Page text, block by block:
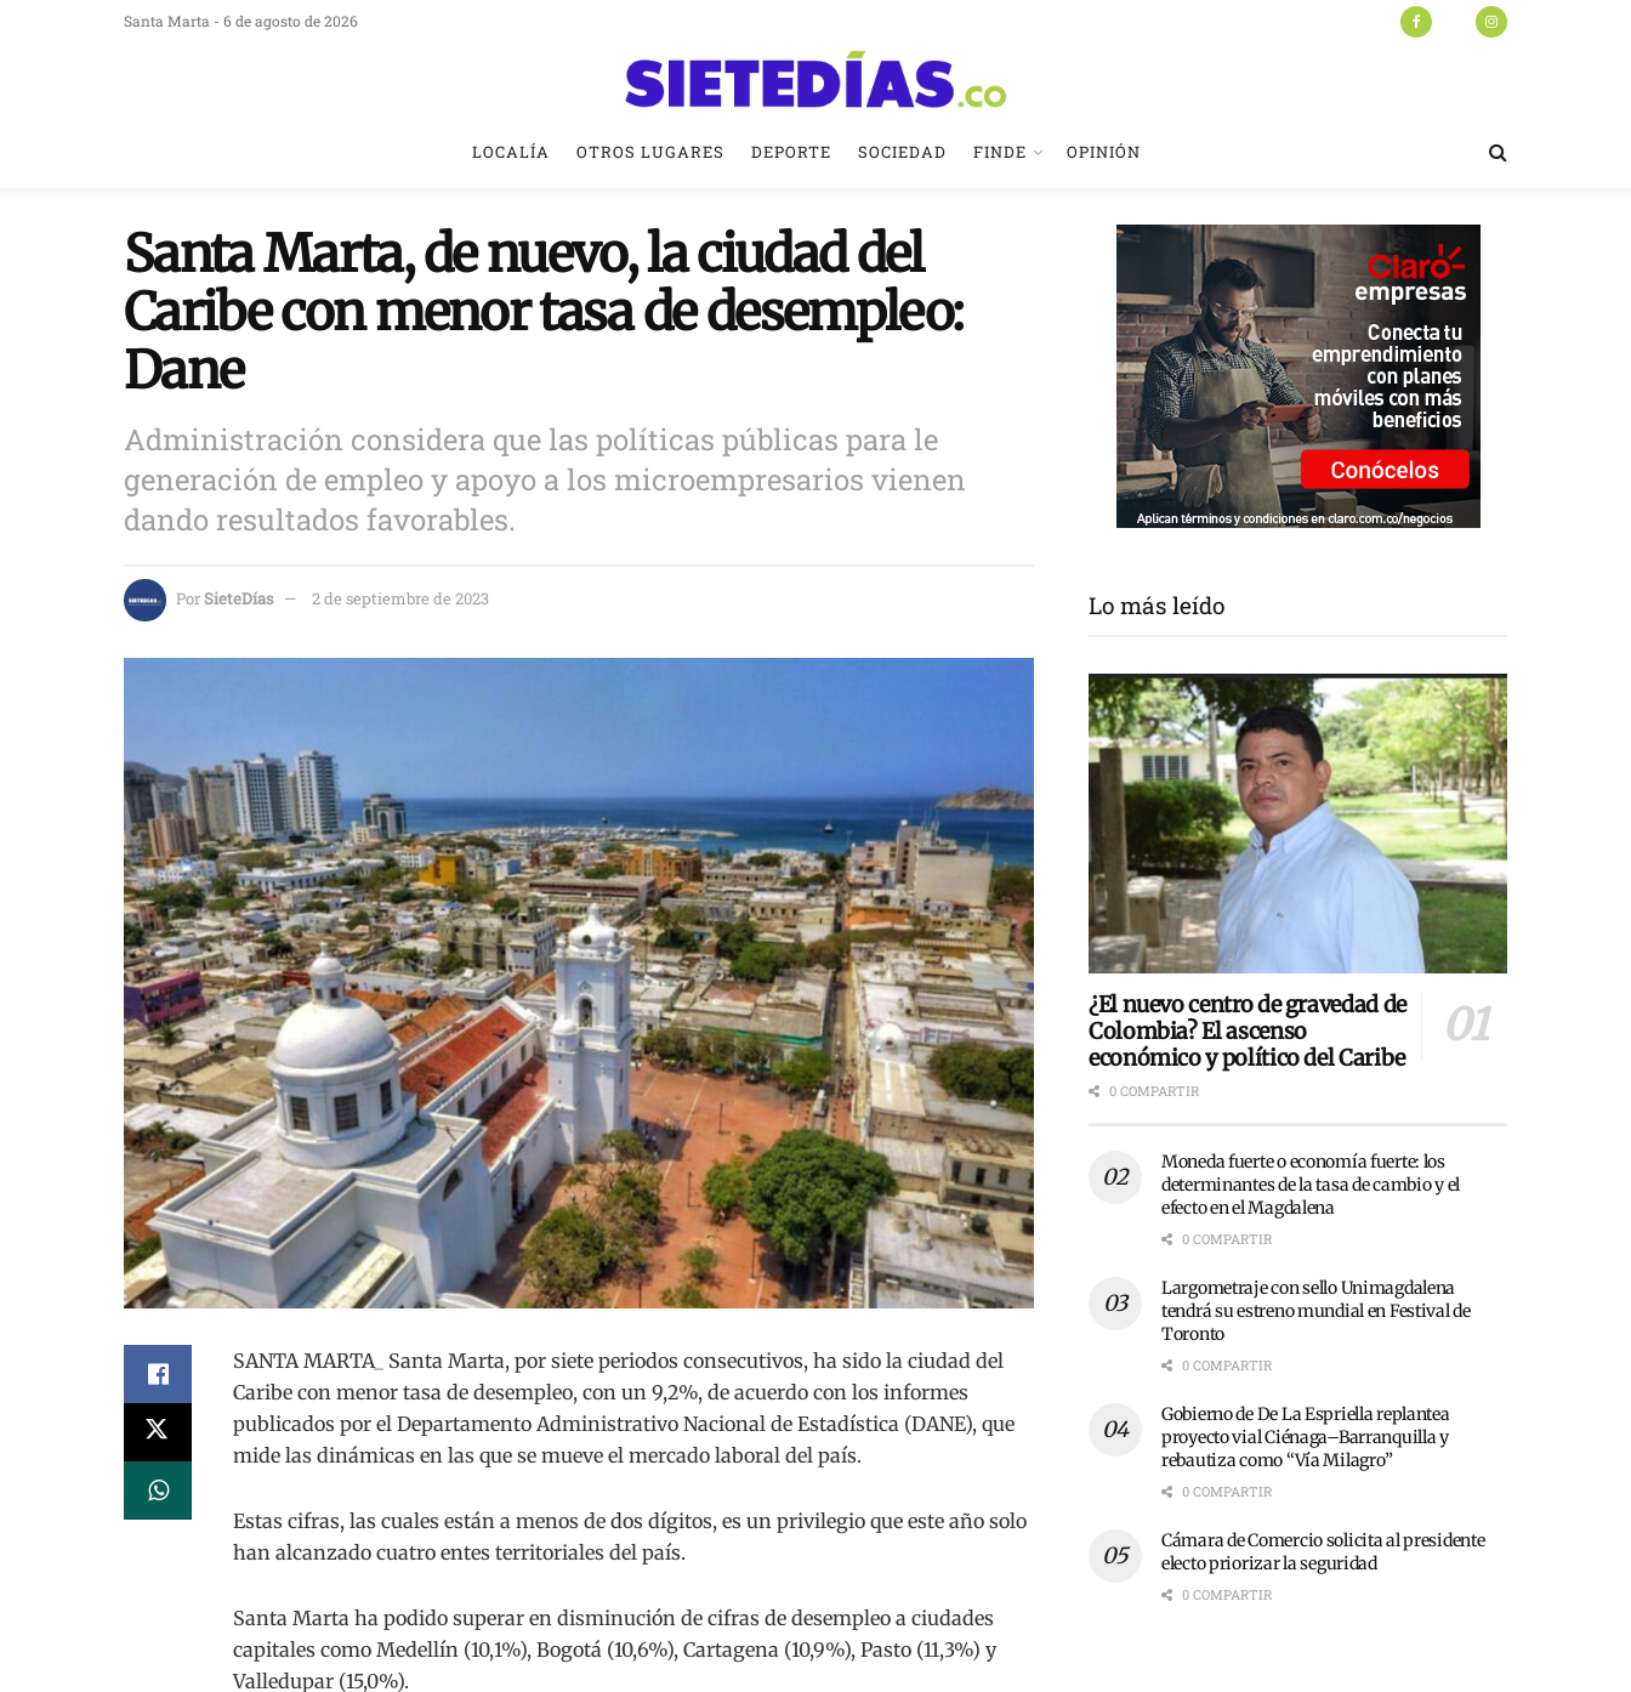
Santa Marta - 6 de agosto de 2026
LOCALÍA OTROS LUGARES DEPORTE SOCIEDAD FINDE OPINIÓN
Santa Marta, de nuevo, la ciudad del
Caribe con menor tasa de desempleo:
Dane
Administración considera que las políticas públicas para le
generación de empleo y apoyo a los microempresarios vienen
dando resultados favorables.
PorSieteDías 2 de septiembre de 2023
SANTA MARTA_ Santa Marta, por siete periodos consecutivos, ha sido la ciudad del
Caribe con menor tasa de desempleo, con un 9,2%, de acuerdo con los informes
publicados por el Departamento Administrativo Nacional de Estadística (DANE), que
mide las dinámicas en las que se mueve el mercado laboral del país.
Estas cifras, las cuales están a menos de dos dígitos, es un privilegio que este año solo
han alcanzado cuatro entes territoriales del país.
Santa Marta ha podido superar en disminución de cifras de desempleo a ciudades
capitales como Medellín (10,1%), Bogotá (10,6%), Cartagena (10,9%), Pasto (11,3%) y
Valledupar (15,0%).
Lo más leído
¿El nuevo centro de gravedad de
Colombia? El ascenso
económico y político del Caribe
0 COMPARTIR
Moneda fuerte o economía fuerte: los
determinantes de la tasa de cambio y el
efecto en el Magdalena
0 COMPARTIR
Largometraje con sello Unimagdalena
tendrá su estreno mundial en Festival de
Toronto
0 COMPARTIR
Gobierno de De La Espriella replantea
proyecto vial Ciénaga–Barranquilla y
rebautiza como “Vía Milagro”
0 COMPARTIR
Cámara de Comercio solicita al presidente
electo priorizar la seguridad
0 COMPARTIR